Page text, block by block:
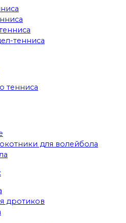
тенниса
тенниса
для волейбола
дротиков